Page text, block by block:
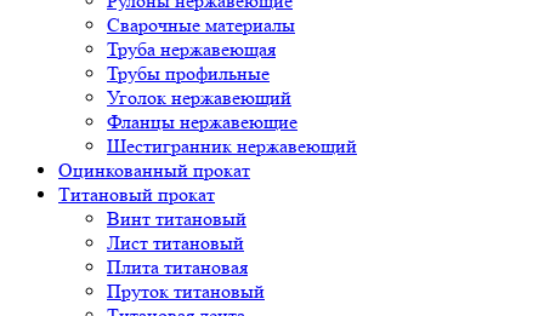
Сварочные материалы
Труба нержавеющая
Трубы профильные
Уголок нержавеющий
Фланцы нержавеющие
Шестигранник нержавеющий
Оцинкованный прокат
Титановый прокат
Винт титановый
Лист титановый
Плита титановая
Пруток титановый